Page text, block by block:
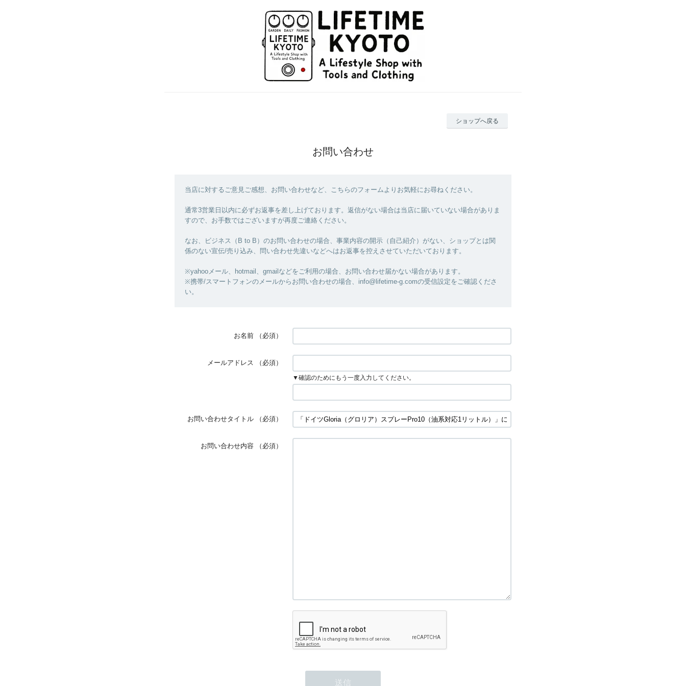
ショップへ戻る
お問い合わせ
当店に対するご意見ご感想、お問い合わせなど、こちらのフォームよりお気軽にお尋ねください。
通常3営業日以内に必ずお返事を差し上げております。返信がない場合は当店に届いていない場合がありま
すので、お手数ではございますが再度ご連絡ください。
なお、ビジネス（B to B）のお問い合わせの場合、事業内容の開示（自己紹介）がない、ショップとは関
係のない宣伝/売り込み、問い合わせ先違いなどへはお返事を控えさせていただいております。
※yahooメール、hotmail、gmailなどをご利用の場合、お問い合わせ届かない場合があります。
※携帯/スマートフォンのメールからお問い合わせの場合、info@lifetime-g.comの受信設定をご確認くださ
い。
お名前 （必須）
メールアドレス （必須）
▼確認のためにもう一度入力してください。
お問い合わせタイトル （必須）
お問い合わせ内容 （必須）